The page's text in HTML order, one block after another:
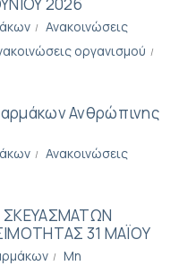
Ανακοινώσεις
οργανισμού
Ανθρώπινης
Ανακοινώσεις
ΣΚΕΥΑΣΜΑΤΩΝ
31 ΜΑΪΟΥ
Μη